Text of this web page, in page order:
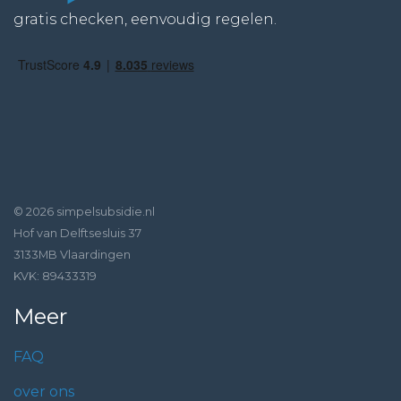
gratis checken, eenvoudig regelen.
© 2026 simpelsubsidie.nl
Hof van Delftsesluis 37
3133MB Vlaardingen
KVK: 89433319
Meer
FAQ
over ons